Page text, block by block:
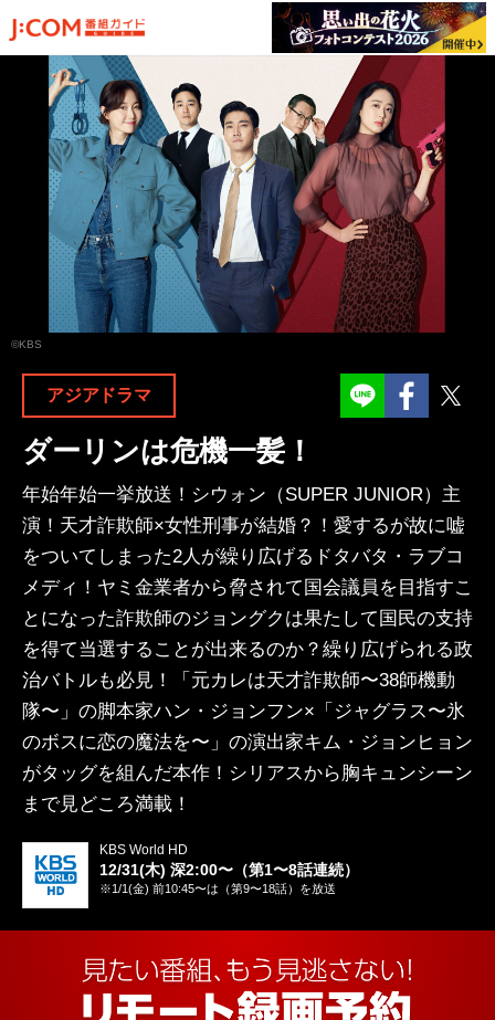
©KBS
アジアドラマ
ダーリンは危機一髪！
年始年始一挙放送！シウォン（SUPER JUNIOR）主
演！天才詐欺師×女性刑事が結婚？！愛するが故に嘘
をついてしまった2人が繰り広げるドタバタ・ラブコ
メディ！ヤミ金業者から脅されて国会議員を目指すこ
とになった詐欺師のジョングクは果たして国民の支持
を得て当選することが出来るのか？繰り広げられる政
治バトルも必見！「元カレは天才詐欺師〜38師機動
隊〜」の脚本家ハン・ジョンフン×「ジャグラス〜氷
のボスに恋の魔法を〜」の演出家キム・ジョンヒョン
がタッグを組んだ本作！シリアスから胸キュンシーン
まで見どころ満載！
KBS World HD
12/31(木) 深2:00〜（第1〜8話連続）
※1/1(金) 前10:45〜は（第9〜18話）を放送